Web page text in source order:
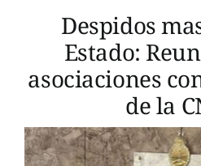
Despidos
Estado:
asociaciones
de la